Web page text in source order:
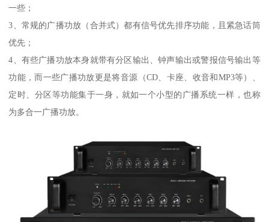
一些；
3、常规的广播功放（合并式）都有信号优先排序功能，且紧急话筒
优先；
4、有些广播功放本身就带有分区输出、钟声输出或警报信号输出等
功能，而一些广播功放更是将音源（CD、卡座、收音和MP3等）、
定时、分区等功能集于一身，就如一个小型的广播系统一样，也称
为多合一广播功放。